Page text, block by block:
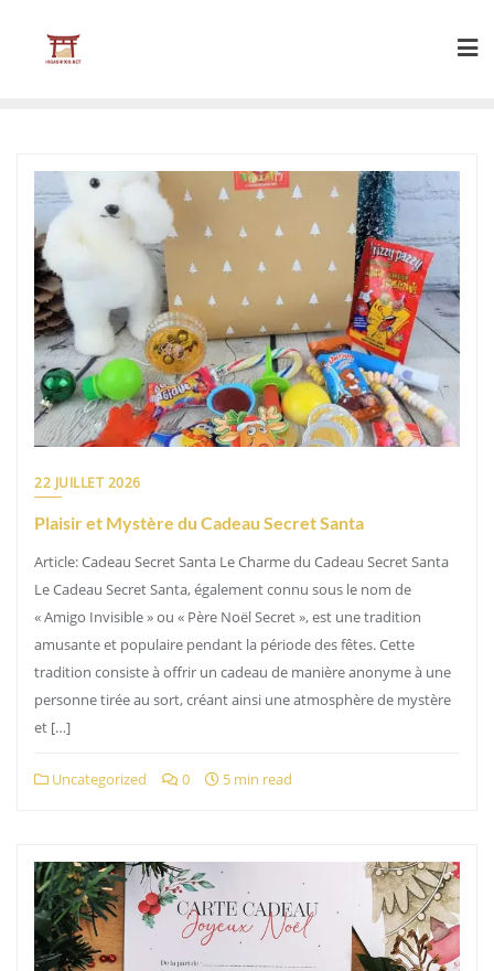
content
22 JUILLET 2026
Plaisir et Mystère du Cadeau Secret Santa
Article: Cadeau Secret Santa Le Charme du Cadeau Secret Santa
Le Cadeau Secret Santa, également connu sous le nom de
« Amigo Invisible » ou « Père Noël Secret », est une tradition
amusante et populaire pendant la période des fêtes. Cette
tradition consiste à offrir un cadeau de manière anonyme à une
personne tirée au sort, créant ainsi une atmosphère de mystère
et […]
Uncategorized 0 5 min read